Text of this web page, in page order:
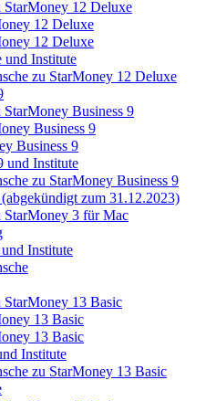
12 Deluxe
12 Deluxe
12 Deluxe
Institute
zu StarMoney 12 Deluxe
Business 9
Business 9
Business 9
und Institute
zu StarMoney Business 9
zum 31.12.2023)
3 für Mac
Institute
13 Basic
13 Basic
13 Basic
Institute
zu StarMoney 13 Basic